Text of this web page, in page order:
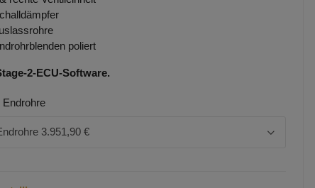
poliert
2-ECU-Software.
3.951,90 €